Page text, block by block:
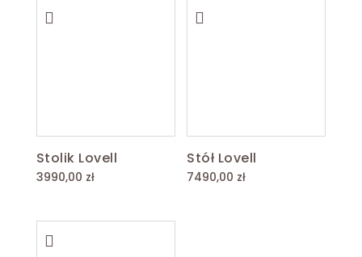
Stolik Lovell
3990,00 zł
Stół Lovell
7490,00 zł